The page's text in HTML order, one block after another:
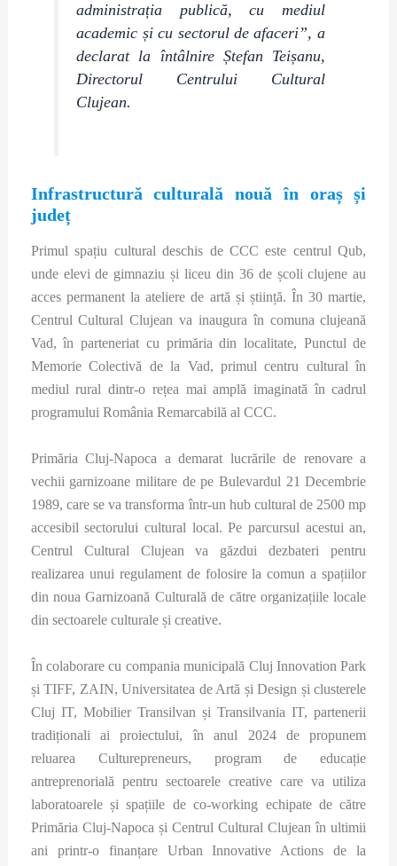
administrația publică, cu mediul
academic și cu sectorul de afaceri”, a
declarat la întâlnire Ștefan Teișanu,
Directorul Centrului Cultural
Clujean.
Infrastructură culturală nouă în oraș și
județ
Primul spațiu cultural deschis de CCC este centrul Qub,
unde elevi de gimnaziu și liceu din 36 de școli clujene au
acces permanent la ateliere de artă și știință. În 30 martie,
Centrul Cultural Clujean va inaugura în comuna clujeană
Vad, în parteneriat cu primăria din localitate, Punctul de
Memorie Colectivă de la Vad, primul centru cultural în
mediul rural dintr-o rețea mai amplă imaginată în cadrul
programului România Remarcabilă al CCC.
Primăria Cluj-Napoca a demarat lucrările de renovare a
vechii garnizoane militare de pe Bulevardul 21 Decembrie
1989, care se va transforma într-un hub cultural de 2500 mp
accesibil sectorului cultural local. Pe parcursul acestui an,
Centrul Cultural Clujean va găzdui dezbateri pentru
realizarea unui regulament de folosire la comun a spațiilor
din noua Garnizoană Culturală de către organizațiile locale
din sectoarele culturale și creative.
În colaborare cu compania municipală Cluj Innovation Park
și TIFF, ZAIN, Universitatea de Artă și Design și clusterele
Cluj IT, Mobilier Transilvan și Transilvania IT, partenerii
tradiționali ai proiectului, în anul 2024 de propunem
reluarea Culturepreneurs, program de educație
antreprenorială pentru sectoarele creative care va utiliza
laboratoarele și spațiile de co-working echipate de către
Primăria Cluj-Napoca și Centrul Cultural Clujean în ultimii
ani printr-o finanțare Urban Innovative Actions de la